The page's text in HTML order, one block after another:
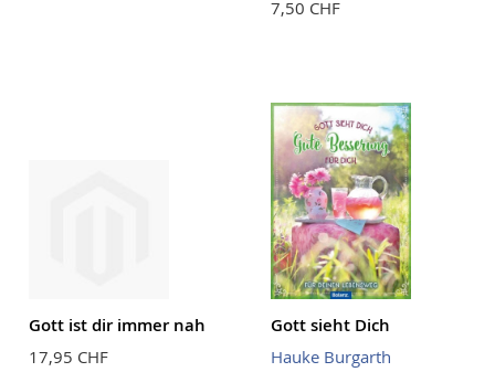
7,50 CHF
Gott ist dir immer nah
17,95 CHF
Gott sieht Dich
Hauke Burgarth